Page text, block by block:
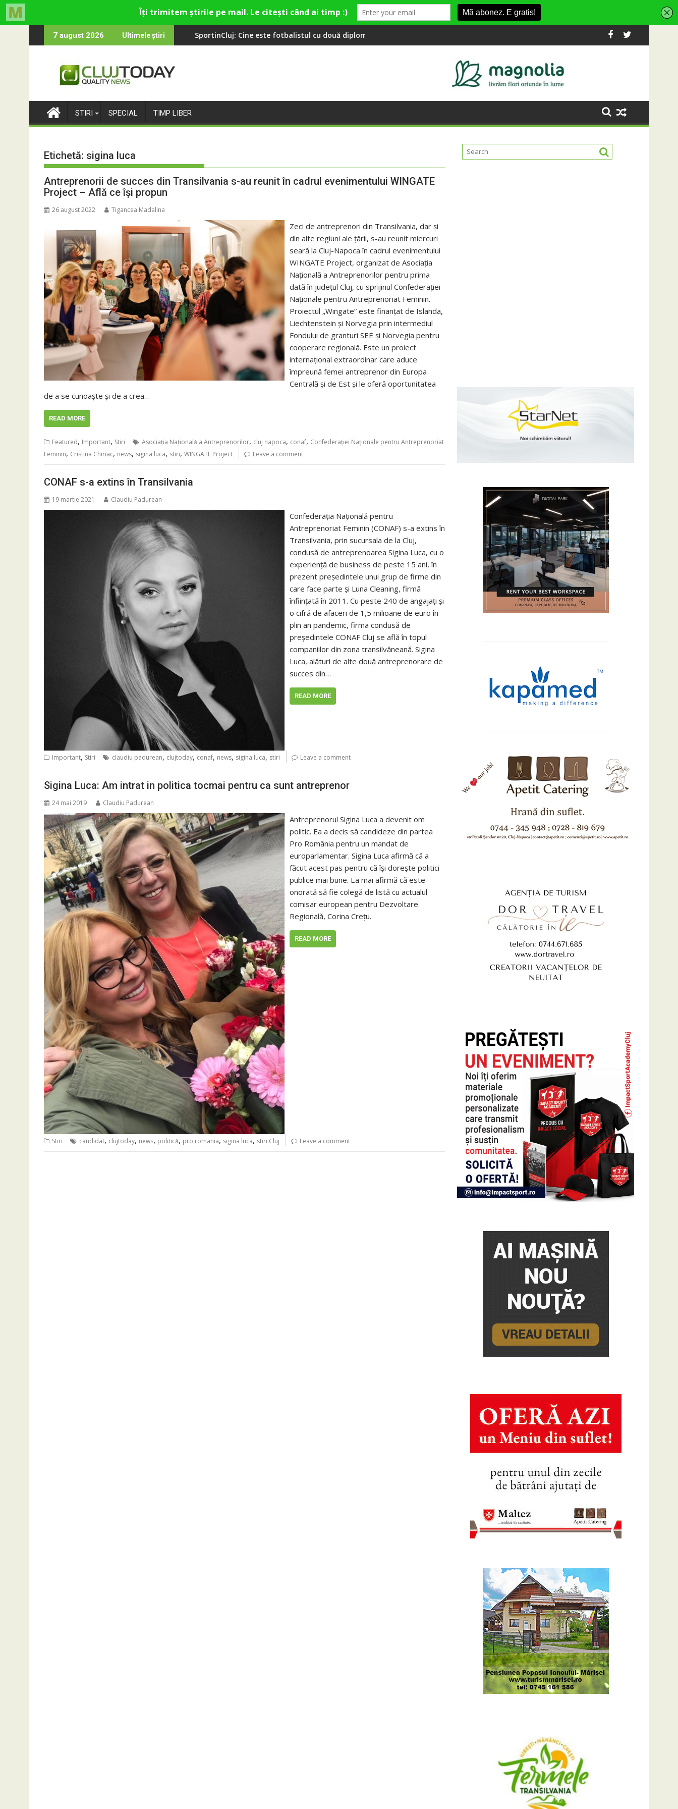
to
7 august 2026 Ultimele știri
din Cluj-Napoca SportinCluj: Cine este fotbalistul cu două diplome care a învățat româna la 2 aniCompania de Apă Someș, campioană la dezvoltarea infrastructurii de apă și canalizare
Universitatea Cluj a câștigat partida cu FC
STIRI SPECIAL TIMP LIBER
Etichetă: sigina luca
Antreprenorii de succes din Transilvania s-au reunit în cadrul evenimentului WINGATE
Project – Află ce își propun
26 august 2022 Tigancea Madalina
Zeci de antreprenori din Transilvania, dar și
din alte regiuni ale țării, s-au reunit miercuri
seară la Cluj-Napoca în cadrul evenimentului
WINGATE Project, organizat de Asociația
Națională a Antreprenorilor pentru prima
dată în județul Cluj, cu sprijinul Confederației
Naționale pentru Antreprenoriat Feminin.
Proiectul „Wingate” este finanțat de Islanda,
Liechtenstein și Norvegia prin intermediul
Fondului de granturi SEE și Norvegia pentru
cooperare regională. Este un proiect
internațional extraordinar care aduce
împreună femei antreprenor din Europa
Centrală și de Est și le oferă oportunitatea
de a se cunoaște și de a crea…
READ MORE
Featured, Important, Stiri Asociația Națională a Antreprenorilor, cluj napoca, conaf, Confederației Naționale pentru Antreprenoriat
Feminin, Cristina Chiriac, news, sigina luca, stiri, WINGATE Project Leave a comment
CONAF s-a extins în Transilvania
19 martie 2021 Claudiu Padurean
Confederația Națională pentru
Antreprenoriat Feminin (CONAF) s-a extins în
Transilvania, prin sucursala de la Cluj,
condusă de antreprenoarea Sigina Luca, cu o
experiență de business de peste 15 ani, în
prezent președintele unui grup de firme din
care face parte și Luna Cleaning, firmă
înființată în 2011. Cu peste 240 de angajați și
o cifră de afaceri de 1,5 milioane de euro în
plin an pandemic, firma condusă de
președintele CONAF Cluj se află în topul
companiilor din zona transilvăneană. Sigina
Luca, alături de alte două antreprenorare de
succes din…
READ MORE
Important, Stiri claudiu padurean, clujtoday, conaf, news, sigina luca, stiri Leave a comment
Sigina Luca: Am intrat in politica tocmai pentru ca sunt antreprenor
24 mai 2019 Claudiu Padurean
Antreprenorul Sigina Luca a devenit om
politic. Ea a decis să candideze din partea
Pro România pentru un mandat de
europarlamentar. Sigina Luca afirmă că a
făcut acest pas pentru că îşi doreşte politici
publice mai bune. Ea mai afirmă că este
onorată să fie colegă de listă cu actualul
comisar european pentru Dezvoltare
Regională, Corina Creţu.
READ MORE
Stiri candidat, clujtoday, news, politică, pro romania, sigina luca, stiri Cluj Leave a comment